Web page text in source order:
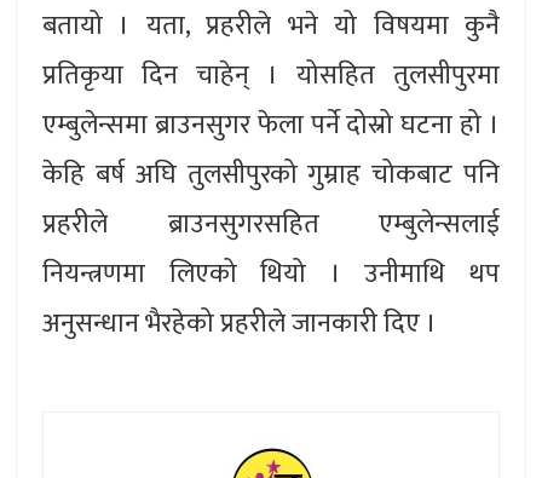
बतायो । यता, प्रहरीले भने यो विषयमा कुनै
प्रतिकृया दिन चाहेन् । योसहित तुलसीपुरमा
एम्बुलेन्समा ब्राउनसुगर फेला पर्ने दोस्रो घटना हो ।
केहि बर्ष अघि तुलसीपुरको गुम्राह चोकबाट पनि
प्रहरीले ब्राउनसुगरसहित एम्बुलेन्सलाई
नियन्त्रणमा लिएको थियो । उनीमाथि थप
अनुसन्धान भैरहेको प्रहरीले जानकारी दिए ।